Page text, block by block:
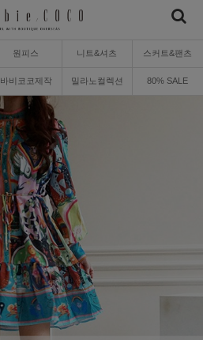
원피스 니트&셔츠 스커트&팬츠
바비코코제작 밀라노컬렉션 80% SALE